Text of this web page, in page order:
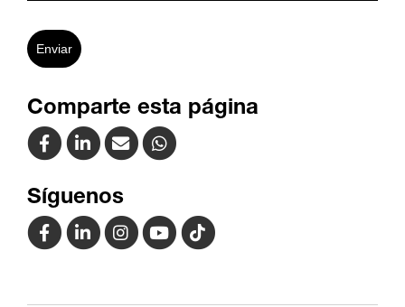
Enviar
Comparte esta página
Síguenos